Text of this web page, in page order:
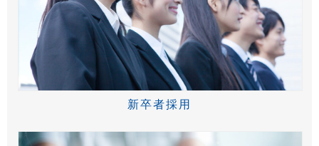
新卒者採用